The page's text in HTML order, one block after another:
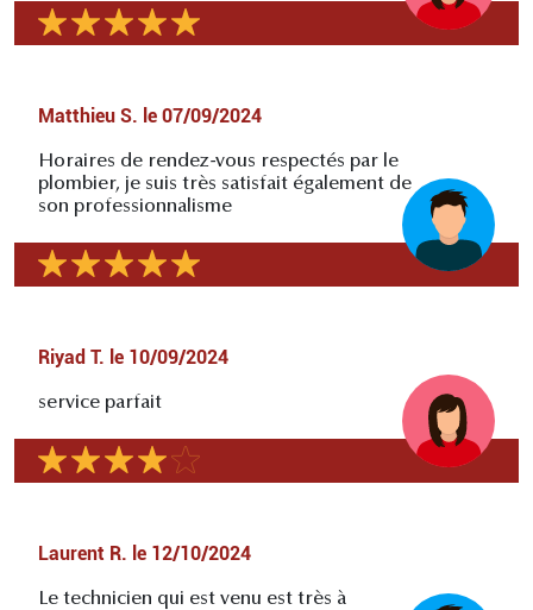
Matthieu S. le 07/09/2024
Horaires de rendez-vous respectés par le
plombier, je suis très satisfait également de
son professionnalisme
Riyad T. le 10/09/2024
service parfait
Laurent R. le 12/10/2024
Le technicien qui est venu est très à